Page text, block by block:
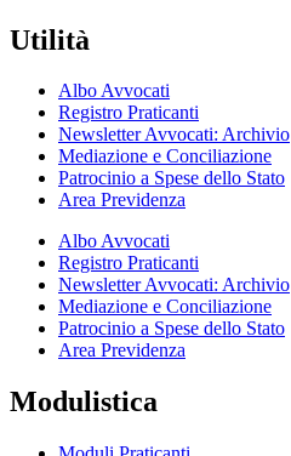
Utilità
Albo Avvocati
Registro Praticanti
Newsletter Avvocati: Archivio
Mediazione e Conciliazione
Patrocinio a Spese dello Stato
Area Previdenza
Albo Avvocati
Registro Praticanti
Newsletter Avvocati: Archivio
Mediazione e Conciliazione
Patrocinio a Spese dello Stato
Area Previdenza
Modulistica